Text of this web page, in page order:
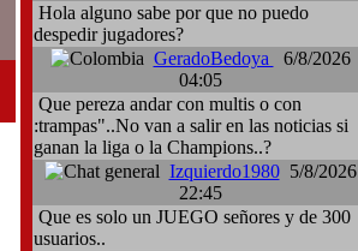
Hola alguno sabe por que no puedo
despedir jugadores?
GeradoBedoya
6/8/2026
04:05
Que pereza andar con multis o con
:trampas"..No van a salir en las noticias si
ganan la liga o la Champions..?
Izquierdo19805/8/2026
22:45
Que es solo un JUEGO señores y de 300
usuarios..